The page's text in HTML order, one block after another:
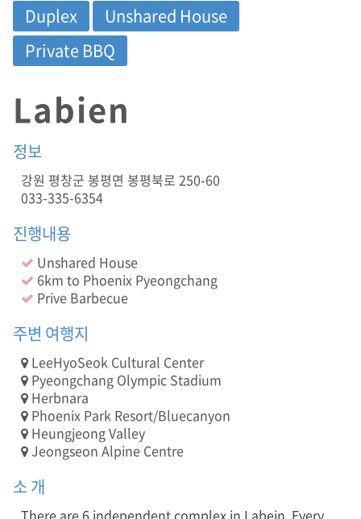
Duplex
Unshared House
Private BBQ
Labien
정보
강원 평창군 봉평면 봉평북로 250-60
033-335-6354
진행내용
Unshared House
6km to Phoenix Pyeongchang
Prive Barbecue
주변 여행지
LeeHyoSeok Cultural Center
Pyeongchang Olympic Stadium
Herbnara
Phoenix Park Resort/Bluecanyon
Heungjeong Valley
Jeongseon Alpine Centre
소 개